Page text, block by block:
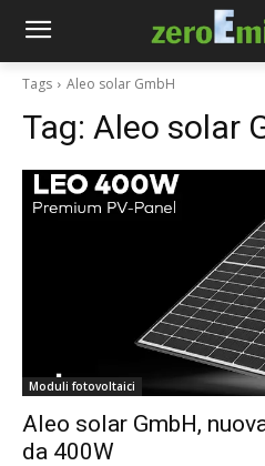
Tags Aleo solar GmbH
Tag: Aleo solar
Moduli fotovoltaici
Aleo solar GmbH,
da 400W